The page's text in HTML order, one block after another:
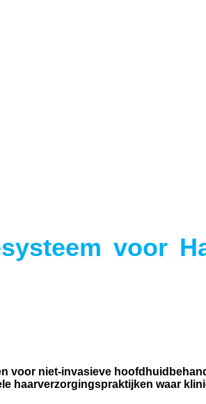
voor
voor niet-invasieve
haarverzorgingspraktijken waar